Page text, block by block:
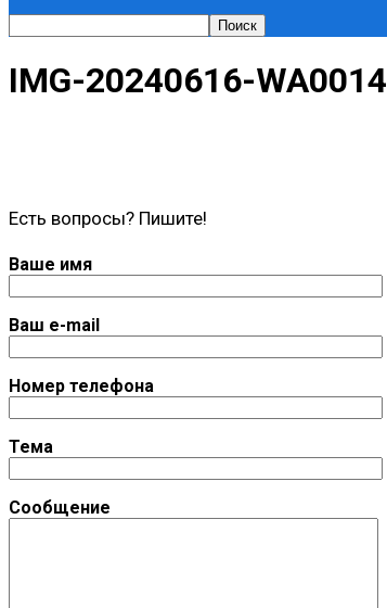
IMG-20240616-WA0014
Есть вопросы? Пишите!
Ваше имя
Ваш e-mail
Номер телефона
Тема
Сообщение